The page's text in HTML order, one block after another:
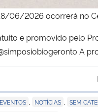
06/2026 ocorrerá no
e promovido pelo
A
EVENTOS NOTÍCIAS SEM